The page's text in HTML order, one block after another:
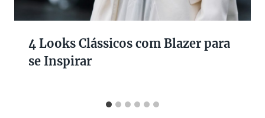
4 Looks Clássicos com Blazer para
se Inspirar